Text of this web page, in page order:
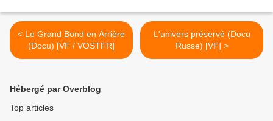
< Le Grand Bond en Arrière
(Docu) [VF / VOSTFR]
L'univers préservé (Docu
Russe) [VF] >
Hébergé par Overblog
Top articles